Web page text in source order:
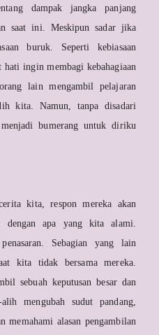
dampak jangka panjang
saat ini. Meskipun sadar jika
buruk. Seperti kebiasaan
ingin membagi kebahagiaan
lain mengambil pelajaran
kita. Namun, tanpa disadari
bumerang untuk diriku
kita, respon mereka akan
dengan apa yang kita alami.
Sebagian yang lain
kita tidak bersama mereka.
sebuah keputusan besar dan
mengubah sudut pandang,
memahami alasan pengambilan